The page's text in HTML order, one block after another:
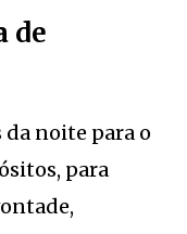
de
noite para o
para